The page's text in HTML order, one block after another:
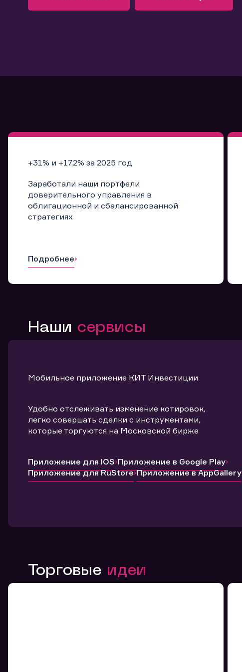
+31% и +17,2% за 2025 год
Заработали наши портфели
доверительного управления в
облигационной и сбалансированной
стратегиях
Подробнее
Наши сервисы
Мобильное приложение КИТ Инвестиции
Удобно отслеживать изменение котировок,
легко совершать сделки с инструментами,
которые торгуются на Московской бирже
Приложение для IOS Приложение в Google Play
Приложение для RuStore Приложение в AppGallery
Торговые идеи